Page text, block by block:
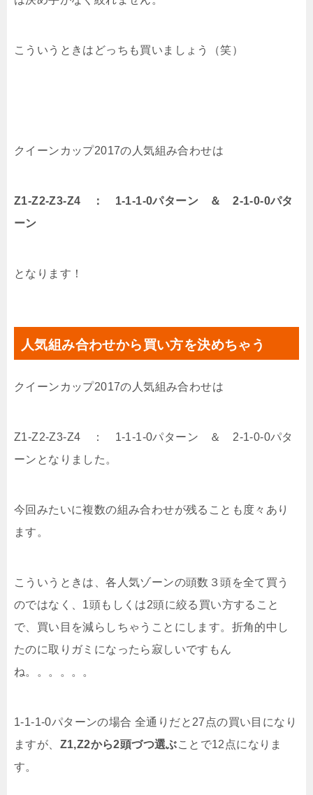
こういうときはどっちも買いましょう（笑）
クイーンカップ2017の人気組み合わせは
Z1-Z2-Z3-Z4 ： 1-1-1-0パターン ＆ 2-1-0-0パタ
ーン
となります！
人気組み合わせから買い方を決めちゃう
クイーンカップ2017の人気組み合わせは
Z1-Z2-Z3-Z4 ： 1-1-1-0パターン ＆ 2-1-0-0パタ
ーンとなりました。
今回みたいに複数の組み合わせが残ることも度々あり
ます。
こういうときは、各人気ゾーンの頭数３頭を全て買う
のではなく、1頭もしくは2頭に絞る買い方すること
で、買い目を減らしちゃうことにします。折角的中し
たのに取りガミになったら寂しいですもん
ね。。。。。。
1-1-1-0パターンの場合 全通りだと27点の買い目になり
ますが、 Z1,Z2から2頭づつ選ぶことで12点になりま
す。